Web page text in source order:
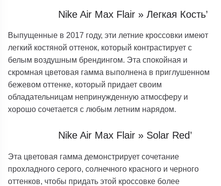
Nike Air Max Flair » Легкая Кость’
Выпущенные в 2017 году, эти летние кроссовки имеют
легкий костяной оттенок, который контрастирует с
белым воздушным брендингом. Эта спокойная и
скромная цветовая гамма выполнена в приглушенном
бежевом оттенке, который придает своим
обладательницам непринужденную атмосферу и
хорошо сочетается с любым летним нарядом.
Nike Air Max Flair » Solar Red’
Эта цветовая гамма демонстрирует сочетание
прохладного серого, солнечного красного и черного
оттенков, чтобы придать этой кроссовке более